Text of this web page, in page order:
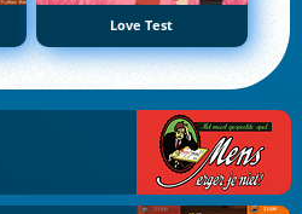
Love Test